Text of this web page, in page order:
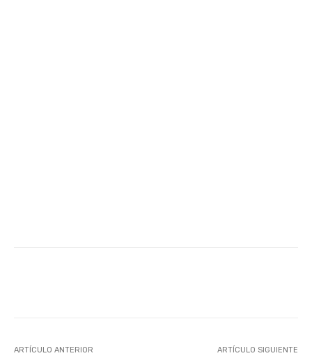
ARTÍCULO ANTERIOR ARTÍCULO SIGUIENTE